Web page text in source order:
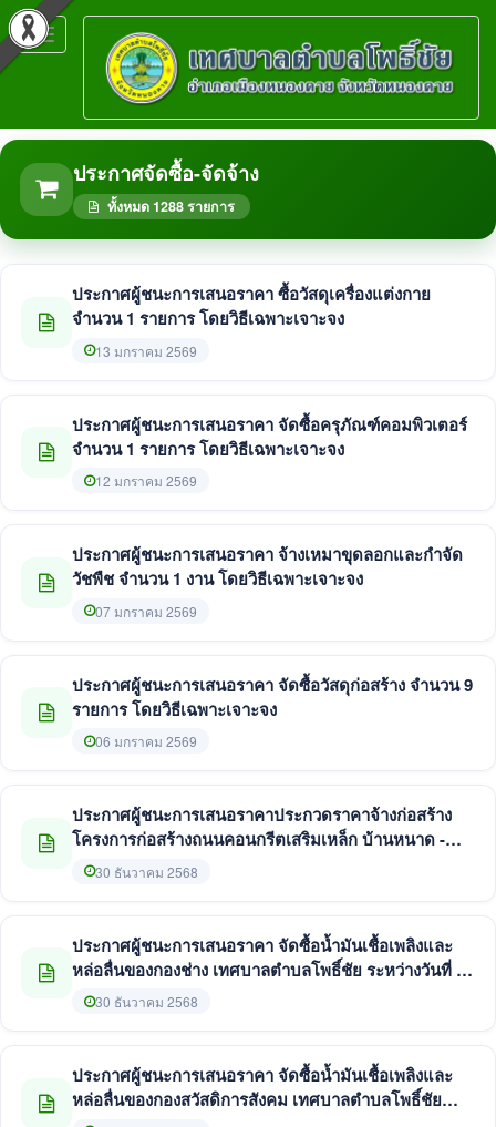
Toggle
navigation
ประกาศจัดซื้อ-จัดจ้าง
ทั้งหมด 1288 รายการ
ประกาศผู้ชนะการเสนอราคา ซื้อวัสดุเครื่องแต่งกาย
จำนวน 1 รายการ โดยวิธีเฉพาะเจาะจง
13 มกราคม 2569
ประกาศผู้ชนะการเสนอราคา จัดซื้อครุภัณฑ์คอมพิวเตอร์
จำนวน 1 รายการ โดยวิธีเฉพาะเจาะจง
12 มกราคม 2569
ประกาศผู้ชนะการเสนอราคา จ้างเหมาขุดลอกและกำจัด
วัชพืช จำนวน 1 งาน โดยวิธีเฉพาะเจาะจง
07 มกราคม 2569
ประกาศผู้ชนะการเสนอราคา จัดซื้อวัสดุก่อสร้าง จำนวน 9
รายการ โดยวิธีเฉพาะเจาะจง
06 มกราคม 2569
ประกาศผู้ชนะการเสนอราคาประกวดราคาจ้างก่อสร้าง
โครงการก่อสร้างถนนคอนกรีตเสริมเหล็ก บ้านหนาด -
บ้านเนินพระเนาว์ รหัสสายทาง นค.ถ. 18 - 019ฯ ด้วยวิธี
30 ธันวาคม 2568
ประกาศผู้ชนะการเสนอราคา จัดซื้อน้ำมันเชื้อเพลิงและ
หล่อลื่นของกองช่าง เทศบาลตำบลโพธิ์ชัย ระหว่างวันที่ 1 -
31 มกราคม 2569 โดยวิธีเฉพาะเจาะจง
30 ธันวาคม 2568
ประกาศผู้ชนะการเสนอราคา จัดซื้อน้ำมันเชื้อเพลิงและ
หล่อลื่นของกองสวัสดิการสังคม เทศบาลตำบลโพธิ์ชัย